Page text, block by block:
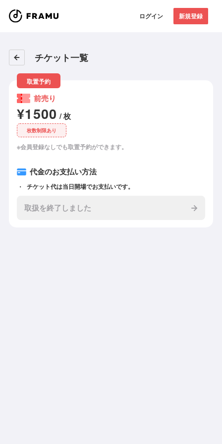
ログイン 新規登録
チケット一覧
取置予約
前売り
¥1500 / 枚
枚数制限あり
※会員登録なしでも取置予約ができます。
代金のお支払い方法
チケット代は当日開場でお支払いです。
取扱を終了しました